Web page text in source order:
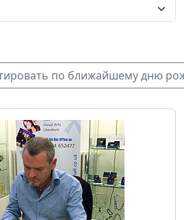
по ближайшему дню